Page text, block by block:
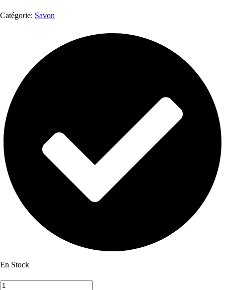
Catégorie: Savon
En Stock
Sahel